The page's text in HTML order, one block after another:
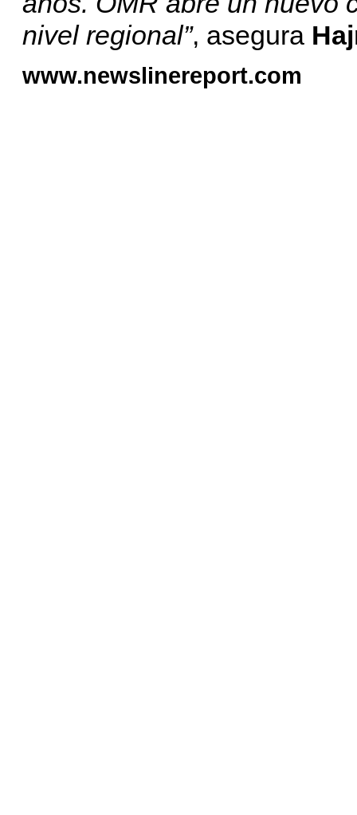
nivel regional”, asegura
www.newslinereport.com